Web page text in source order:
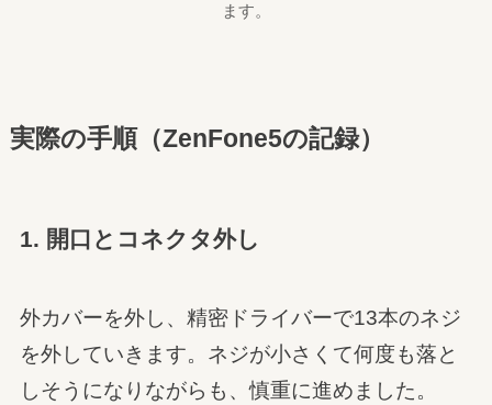
ます。
実際の手順（ZenFone5の記録）
1. 開口とコネクタ外し
外カバーを外し、精密ドライバーで13本のネジ
を外していきます。ネジが小さくて何度も落と
しそうになりながらも、慎重に進めました。